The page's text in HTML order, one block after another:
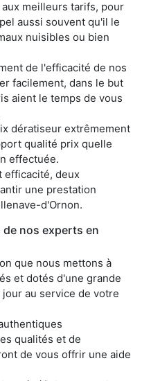
meilleurs tarifs, pour
aussi souvent qu'il le
nuisibles ou bien
de l'efficacité de nos
facilement, dans le but
aient le temps de vous
dératiseur extrêmement
qualité prix quelle
effectuée.
efficacité, deux
une prestation
d'Ornon.
nos experts en
que nous mettons à
et dotés d'une grande
au service de votre
qualités et de
de vous offrir une aide